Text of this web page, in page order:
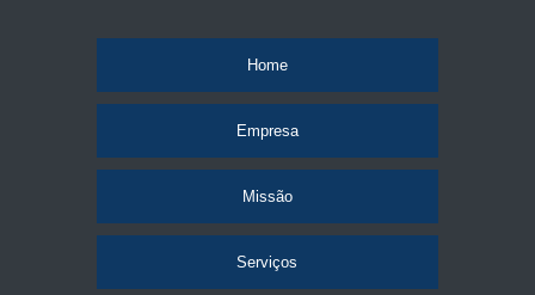
Home
Empresa
Missão
Serviços